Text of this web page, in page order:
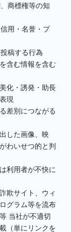
商標権等の知
用・名誉・プ
稿する行為
含む情報を含む
化・誘発・助長
現
差別につながる
した画像、映
わいせつ的と判
利用者が不快に
欺サイト、ウィ
グラム等を流布
当社が不適切
（単にリンクを